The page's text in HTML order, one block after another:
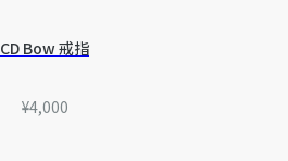
CD Bow 戒指
¥4,000